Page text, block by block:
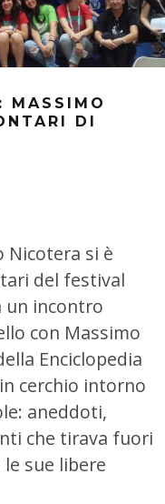
MASSIMO
DI
Nicotera si è
del festival
un incontro
con Massimo
Enciclopedia
cerchio intorno
aneddoti,
che tirava fuori
sue libere